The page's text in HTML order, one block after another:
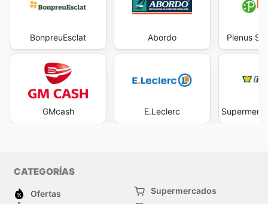
BonpreuEsclat
GMcash
Abordo
E.Leclerc
Plenus
CATEGORÍAS
Ofertas
Supermercados